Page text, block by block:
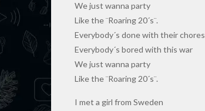
We just wanna party
Like the ¨Roaring 20´s¨.
Everybody´s done with their chores
Everybody´s bored with this war
We just wanna party
Like the ¨Roaring 20´s¨.
I met a girl from Sweden